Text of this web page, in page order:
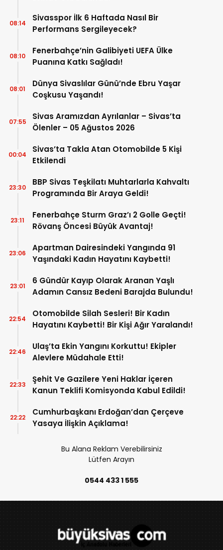
Sivasspor İlk 6 Haftada Nasıl Bir
Performans Sergileyecek?
08:14
Fenerbahçe’nin Galibiyeti UEFA Ülke
Puanına Katkı Sağladı!
08:10
Dünya Sivaslılar Günü’nde Ebru Yaşar
Coşkusu Yaşandı!
08:01
Sivas Aramızdan Ayrılanlar – Sivas’ta
Ölenler – 05 Ağustos 2026
07:55
Sivas’ta Takla Atan Otomobilde 5 Kişi
Etkilendi
00:04
BBP Sivas Teşkilatı Muhtarlarla Kahvaltı
Programında Bir Araya Geldi!
23:30
Fenerbahçe Sturm Graz’ı 2 Golle Geçti!
Rövanş Öncesi Büyük Avantaj!
23:11
Apartman Dairesindeki Yangında 91
Yaşındaki Kadın Hayatını Kaybetti!
23:06
6 Gündür Kayıp Olarak Aranan Yaşlı
Adamın Cansız Bedeni Barajda Bulundu!
23:01
Otomobilde Silah Sesleri! Bir Kadın
Hayatını Kaybetti! Bir Kişi Ağır Yaralandı!
22:54
Ulaş’ta Ekin Yangını Korkuttu! Ekipler
Alevlere Müdahale Etti!
22:46
Şehit Ve Gazilere Yeni Haklar İçeren
Kanun Teklifi Komisyonda Kabul Edildi!
22:33
Cumhurbaşkanı Erdoğan’dan Çerçeve
Yasaya İlişkin Açıklama!
22:22
Bu Alana Reklam Verebilirsiniz
Lütfen Arayın
0544 433 1 555